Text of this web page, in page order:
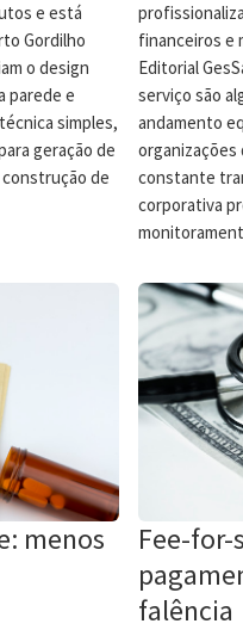
e está
Gordilho
o design
parede e
simples,
geração de
de
financeiros e
Editorial
serviço são
andamento
organizações
constante
corporativa
menos
Fee-
falência